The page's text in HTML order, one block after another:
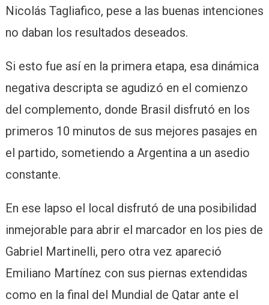
Nicolás Tagliafico, pese a las buenas intenciones
no daban los resultados deseados.
Si esto fue así en la primera etapa, esa dinámica
negativa descripta se agudizó en el comienzo
del complemento, donde Brasil disfrutó en los
primeros 10 minutos de sus mejores pasajes en
el partido, sometiendo a Argentina a un asedio
constante.
En ese lapso el local disfrutó de una posibilidad
inmejorable para abrir el marcador en los pies de
Gabriel Martinelli, pero otra vez apareció
Emiliano Martínez con sus piernas extendidas
como en la final del Mundial de Qatar ante el